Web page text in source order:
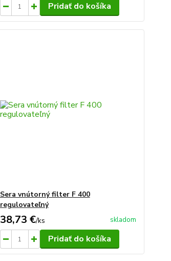
Pridať do košíka
Sera vnútorný filter F 400
regulovateľný
38,73 €/ks skladom
Pridať do košíka